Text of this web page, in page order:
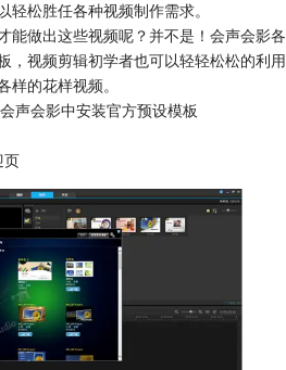
轻松胜任各种视频制作需求。
能做出这些视频呢？并不是！会声会影各
，视频剪辑初学者也可以轻轻松松的利用
样的花样视频。
声会影中安装官方预设模板
页